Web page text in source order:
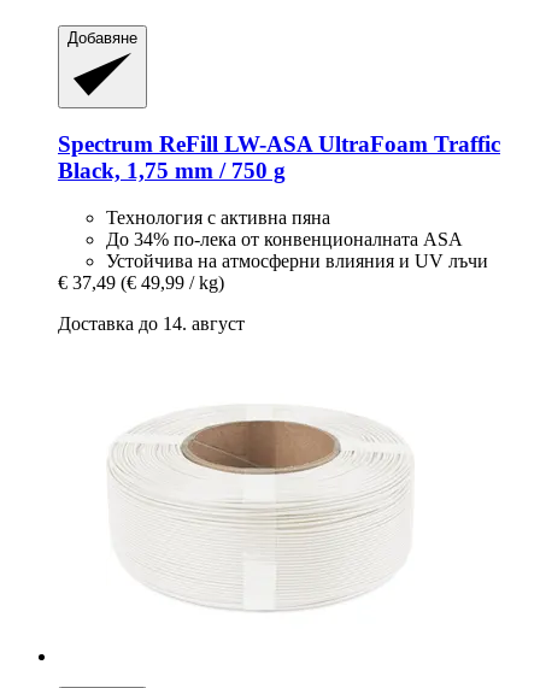
Добавяне
Spectrum ReFill LW-​ASA UltraFoam Traffic
Black, 1,75 mm / 750 g
Технология с активна пяна
До 34% по-лека от конвенционалната ASA
Устойчива на атмосферни влияния и UV лъчи
€ 37,49 (€ 49,99 / kg)
Доставка до 14. август